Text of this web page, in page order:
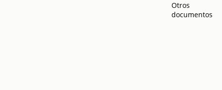
Otros
documentos